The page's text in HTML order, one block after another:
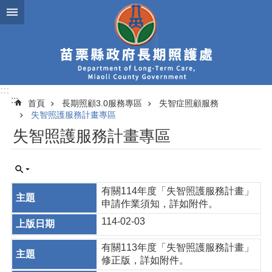
跳到主要內容區塊
:::
:::
首頁 長期照顧3.0服務專區
失智症照顧服務
失智照護服務計畫專區
失智照護服務計畫專區
有關114年度「失智照護服務計畫」
申請作業須知，詳如附件。
114-02-03
有關113年度「失智照護服務計畫」
修正版，詳如附件。